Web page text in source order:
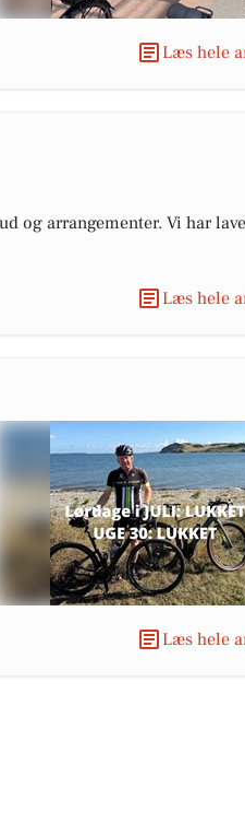
Læs hele
og arrangementer. Vi har
Læs hele
Læs hele